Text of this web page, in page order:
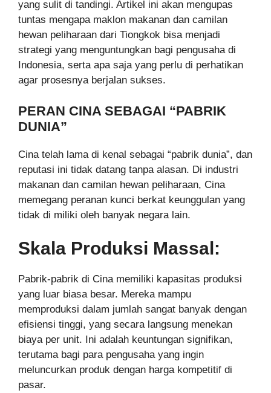
yang sulit di tandingi. Artikel ini akan mengupas
tuntas mengapa maklon makanan dan camilan
hewan peliharaan dari Tiongkok bisa menjadi
strategi yang menguntungkan bagi pengusaha di
Indonesia, serta apa saja yang perlu di perhatikan
agar prosesnya berjalan sukses.
PERAN CINA SEBAGAI “PABRIK
DUNIA”
Cina telah lama di kenal sebagai “pabrik dunia”, dan
reputasi ini tidak datang tanpa alasan. Di industri
makanan dan camilan hewan peliharaan, Cina
memegang peranan kunci berkat keunggulan yang
tidak di miliki oleh banyak negara lain.
Skala Produksi Massal:
Pabrik-pabrik di Cina memiliki kapasitas produksi
yang luar biasa besar. Mereka mampu
memproduksi dalam jumlah sangat banyak dengan
efisiensi tinggi, yang secara langsung menekan
biaya per unit. Ini adalah keuntungan signifikan,
terutama bagi para pengusaha yang ingin
meluncurkan produk dengan harga kompetitif di
pasar.